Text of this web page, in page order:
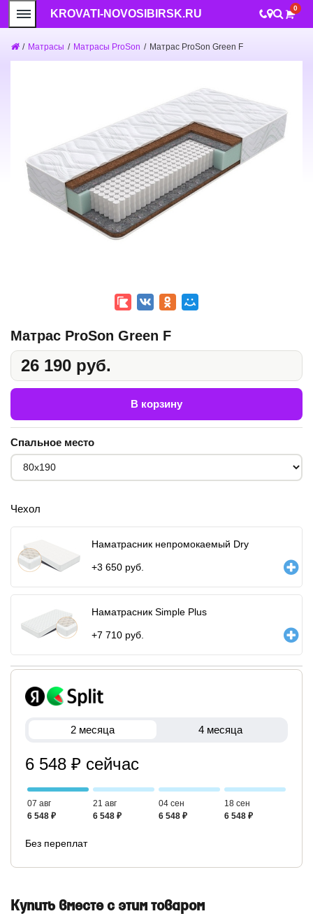
KROVATI-NOVOSIBIRSK.RU 0
/ Матрасы / Матрасы ProSon / Матрас ProSon Green F
Матрас ProSon Green F
26 190 руб.
В корзину
Спальное место
Чехол
Наматрасник непромокаемый Dry
+3 650 руб.
Наматрасник Simple Plus
+7 710 руб.
2 месяца 4 месяца
6 548 ₽ сейчас
07 авг
6 548 ₽
21 авг
6 548 ₽
04 сен
6 548 ₽
18 сен
6 548 ₽
Без переплат
Купить вместе с этим товаром